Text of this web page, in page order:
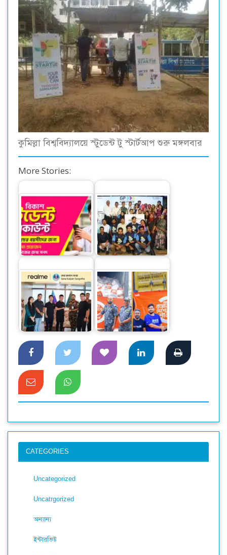
কুমিল্লা বিশ্ববিদ্যালয়ে স্টুডেন্ট টু স্টার্টআপ শুরু মঙ্গলবার
More Stories:
বিকাশের স্টুডেন্ট
অ্যাকাউন্ট ক্যাশলেস
লেনদেনে…
শুরু হল জিপি
এক্সিলারেটর বুটক্যাম্প
বন্যার্তদের সহায়তায়
সেনা কল্যাণ সংস্থায়
অনুদান…
বন‌্যার্তদের পাশে
দাঁড়ালো শাওমি
বাংলাদেশ
CATEGORIES
Uncategorized
Uncatrgorized
অন্যান্য
ইন্টারভিউ